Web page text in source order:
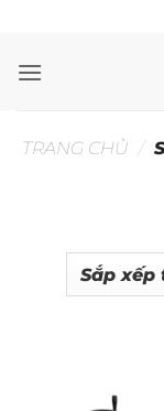
nội
TRANG CHỦ /